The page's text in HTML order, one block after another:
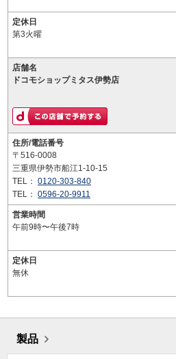
定休日
第3火曜
店舗名
ドコモショップミタス伊勢店
住所/電話番号
〒516-0008
三重県伊勢市船江1-10-15
TEL： 0120-303-840
TEL： 0596-20-9911
営業時間
午前9時〜午後7時
定休日
無休
製品